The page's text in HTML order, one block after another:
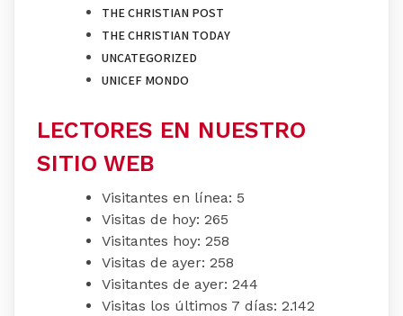
THE CHRISTIAN POST
THE CHRISTIAN TODAY
UNCATEGORIZED
UNICEF MONDO
LECTORES EN NUESTRO
SITIO WEB
Visitantes en línea: 5
Visitas de hoy: 265
Visitantes hoy: 258
Visitas de ayer: 258
Visitantes de ayer: 244
Visitas los últimos 7 días: 2.142